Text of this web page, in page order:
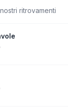
ritrovamenti